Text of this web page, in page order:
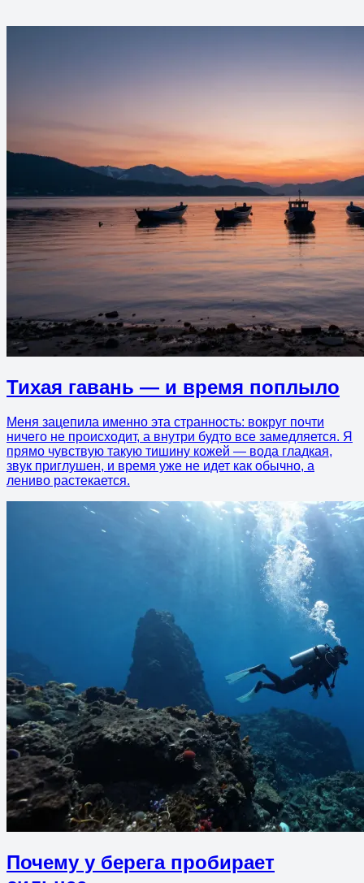
Тихая гавань — и время поплыло
Меня зацепила именно эта странность: вокруг почти
ничего не происходит, а внутри будто все замедляется. Я
прямо чувствую такую тишину кожей — вода гладкая,
звук приглушен, и время уже не идет как обычно, а
лениво растекается.
Почему у берега пробирает